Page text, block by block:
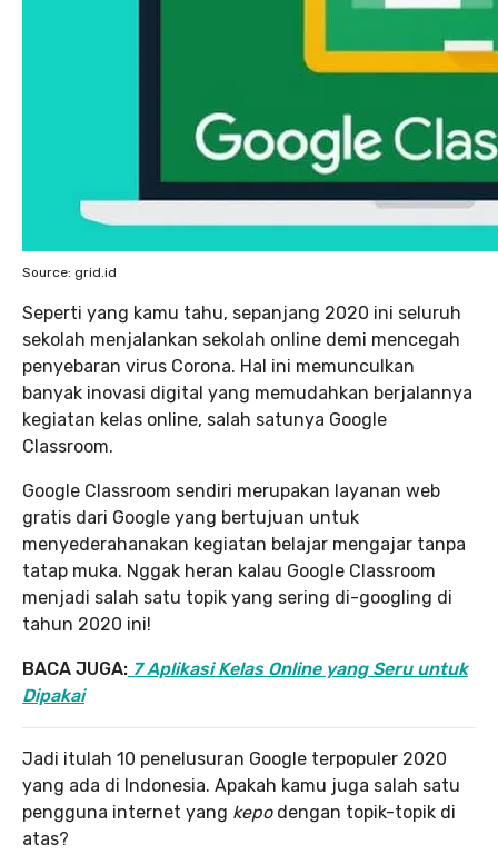
Source: grid.id
Seperti yang kamu tahu, sepanjang 2020 ini seluruh
sekolah menjalankan sekolah online demi mencegah
penyebaran virus Corona. Hal ini memunculkan
banyak inovasi digital yang memudahkan berjalannya
kegiatan kelas online, salah satunya Google
Classroom.
Google Classroom sendiri merupakan layanan web
gratis dari Google yang bertujuan untuk
menyederahanakan kegiatan belajar mengajar tanpa
tatap muka. Nggak heran kalau Google Classroom
menjadi salah satu topik yang sering di-googling di
tahun 2020 ini!
BACA JUGA: 7 Aplikasi Kelas Online yang Seru untuk
Dipakai
Jadi itulah 10 penelusuran Google terpopuler 2020
yang ada di Indonesia. Apakah kamu juga salah satu
pengguna internet yang kepo dengan topik-topik di
atas?